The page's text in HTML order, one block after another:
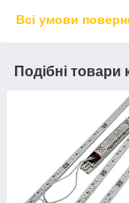
Всі умови
Подібні товари